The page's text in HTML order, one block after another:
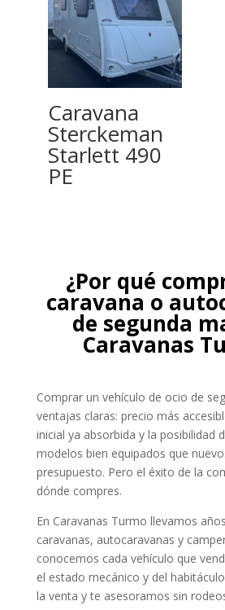
Caravana
Sterckeman
Starlett 490
PE
¿Por qué
caravana o
de segunda
Caravanas
Comprar un vehículo de ocio de
ventajas claras: precio más
inicial ya absorbida y la posibilidad
modelos bien equipados que
presupuesto. Pero el éxito de la
dónde compres.
En Caravanas Turmo llevamos
caravanas, autocaravanas y
conocemos cada vehículo que
el estado mecánico y del
la venta y te asesoramos sin